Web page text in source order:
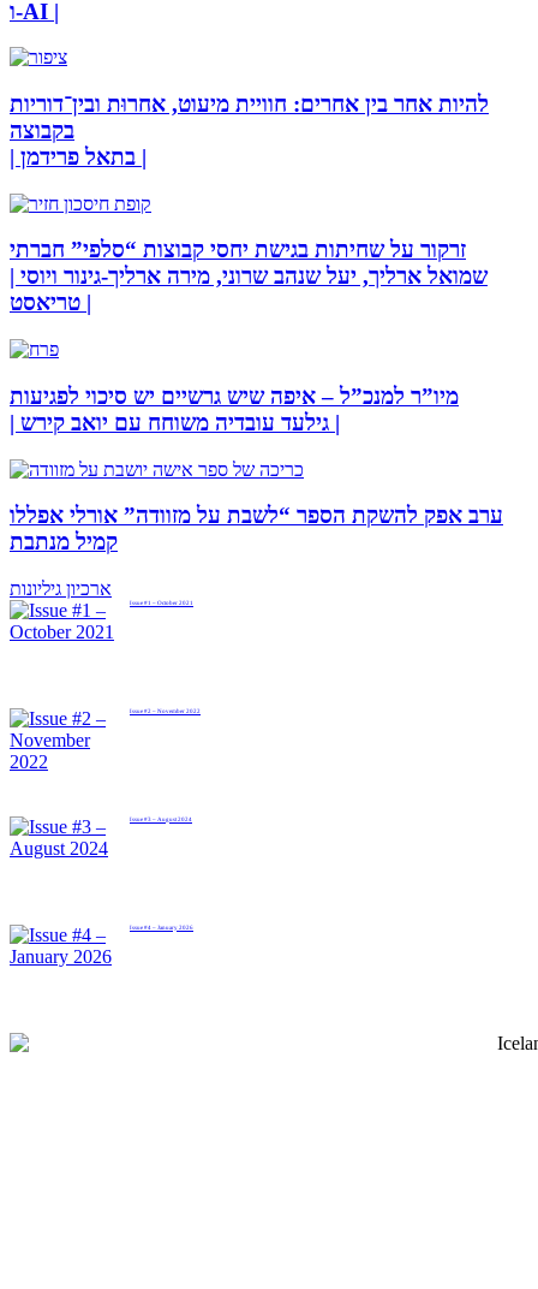
ו-AI |
להיות אחר בין אחרים: חוויית מיעוט, אחרוּת ובין־דוריות
בקבוצה
| בתאל פרידמן |
זרקור על שחיתות בגישת יחסי קבוצות “סלפי” חברתי
| שמואל ארליך, יעל שנהב שרוני, מירה ארליך-גינור ויוסי
טריאסט |
מיו”ר למנכ”ל – איפה שיש גרשיים יש סיכוי לפגיעות
| גילעד עובדיה משוחח עם יואב קירש |
ערב אפק להשקת הספר “לשבת על מזוודה” אורלי אפללו
קמיל מנתבת
ארכיון גיליונות
Issue #1 – October 2021
Issue #2 – November 2022
Issue #3 – August 2024
Issue #4 – January 2026